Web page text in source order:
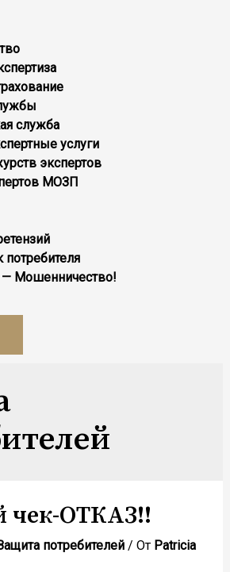
служба
услуги
экспертов
МОЗП
потребителя
Мошенничество!
чек-ОТКАЗ!!
потребителей/ От Patricia